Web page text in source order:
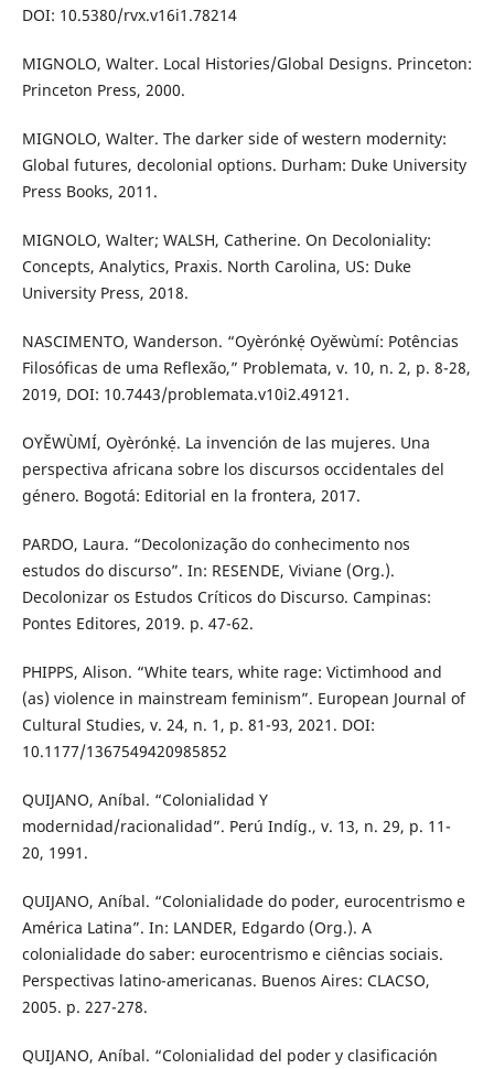
DOI: 10.5380/rvx.v16i1.78214
MIGNOLO, Walter. Local Histories/Global Designs. Princeton:
Princeton Press, 2000.
MIGNOLO, Walter. The darker side of western modernity:
Global futures, decolonial options. Durham: Duke University
Press Books, 2011.
MIGNOLO, Walter; WALSH, Catherine. On Decoloniality:
Concepts, Analytics, Praxis. North Carolina, US: Duke
University Press, 2018.
NASCIMENTO, Wanderson. “Oyèrónkẹ́ Oyěwùmí: Potências
Filosóficas de uma Reflexão,” Problemata, v. 10, n. 2, p. 8-28,
2019, DOI: 10.7443/problemata.v10i2.49121.
OYĚWÙMÍ, Oyèrónkẹ́. La invención de las mujeres. Una
perspectiva africana sobre los discursos occidentales del
género. Bogotá: Editorial en la frontera, 2017.
PARDO, Laura. “Decolonização do conhecimento nos
estudos do discurso”. In: RESENDE, Viviane (Org.).
Decolonizar os Estudos Críticos do Discurso. Campinas:
Pontes Editores, 2019. p. 47-62.
PHIPPS, Alison. “White tears, white rage: Victimhood and
(as) violence in mainstream feminism”. European Journal of
Cultural Studies, v. 24, n. 1, p. 81-93, 2021. DOI:
10.1177/1367549420985852
QUIJANO, Aníbal. “Colonialidad Y
modernidad/racionalidad”. Perú Indíg., v. 13, n. 29, p. 11-
20, 1991.
QUIJANO, Aníbal. “Colonialidade do poder, eurocentrismo e
América Latina”. In: LANDER, Edgardo (Org.). A
colonialidade do saber: eurocentrismo e ciências sociais.
Perspectivas latino-americanas. Buenos Aires: CLACSO,
2005. p. 227-278.
QUIJANO, Aníbal. “Colonialidad del poder y clasificación